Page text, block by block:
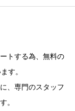
トする為、無料の
す。
、専門のスタッフ
。